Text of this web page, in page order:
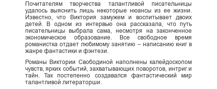
Почитателям творчества талантливой писательницы
удалось выяснить лишь некоторые нюансы из ее жизни.
Известно, что Виктория замужем и воспитывает двоих
детей. В одном из интервью она рассказала, что путь
писательницы выбрала сама, несмотря на законченное
экономическое образование. Все свободное время
романистка отдает любимому занятию – написанию книг в
жанре фантастики и фэнтези.
Романы Виктории Свободиной наполнены калейдоскопом
чувств, ярких событий, захватывающих поворотов, интриг и
тайн. Так постепенно создавался фантастический мир
талантливой литераторши.